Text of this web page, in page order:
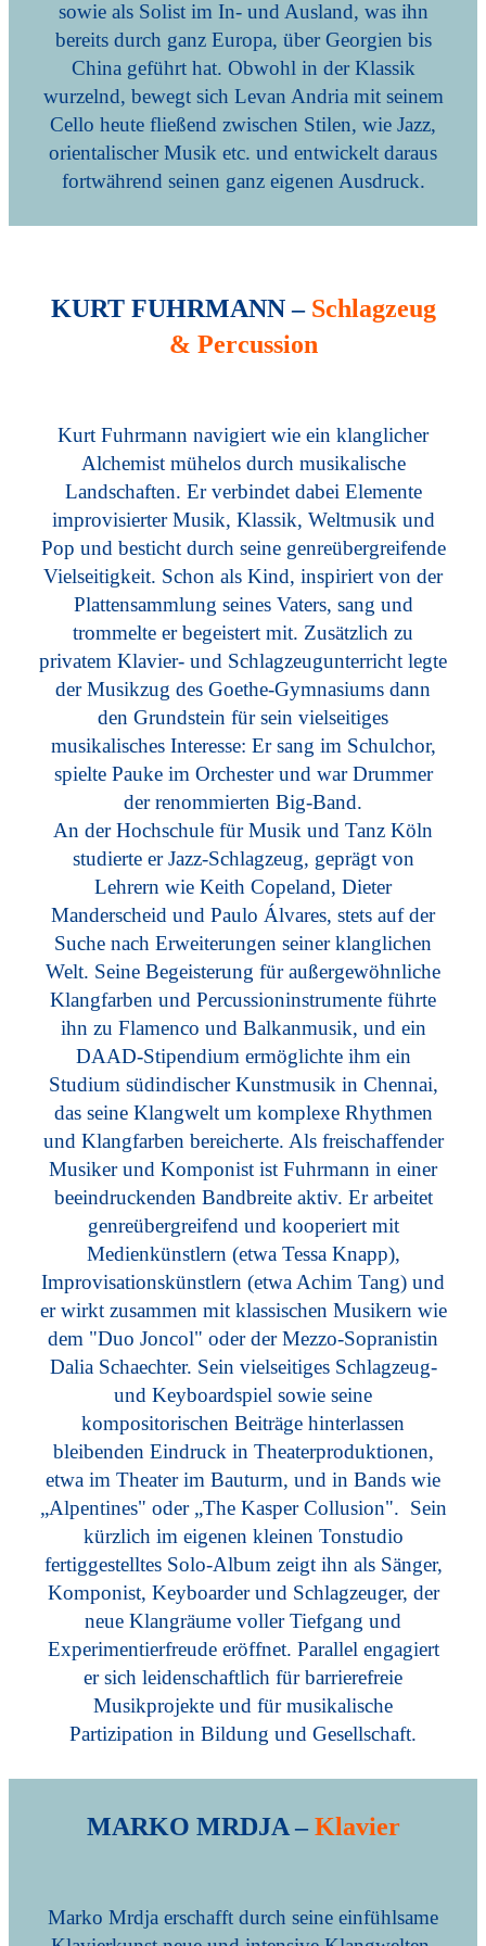
sowie als Solist im In- und Ausland, was ihn
bereits durch ganz Europa, über Georgien bis
China geführt hat. Obwohl in der Klassik
wurzelnd, bewegt sich Levan Andria mit seinem
Cello heute fließend zwischen Stilen, wie Jazz,
orientalischer Musik etc. und entwickelt daraus
fortwährend seinen ganz eigenen Ausdruck.
KURT FUHRMANN – Schlagzeug
& Percussion
Kurt Fuhrmann navigiert wie ein klanglicher
Alchemist mühelos durch musikalische
Landschaften. Er verbindet dabei Elemente
improvisierter Musik, Klassik, Weltmusik und
Pop und besticht durch seine genreübergreifende
Vielseitigkeit. Schon als Kind, inspiriert von der
Plattensammlung seines Vaters, sang und
trommelte er begeistert mit. Zusätzlich zu
privatem Klavier- und Schlagzeugunterricht legte
der Musikzug des Goethe-Gymnasiums dann
den Grundstein für sein vielseitiges
musikalisches Interesse: Er sang im Schulchor,
spielte Pauke im Orchester und war Drummer
der renommierten Big-Band.
An der Hochschule für Musik und Tanz Köln
studierte er Jazz-Schlagzeug, geprägt von
Lehrern wie Keith Copeland, Dieter
Manderscheid und Paulo Álvares, stets auf der
Suche nach Erweiterungen seiner klanglichen
Welt. Seine Begeisterung für außergewöhnliche
Klangfarben und Percussioninstrumente führte
ihn zu Flamenco und Balkanmusik, und ein
DAAD-Stipendium ermöglichte ihm ein
Studium südindischer Kunstmusik in Chennai,
das seine Klangwelt um komplexe Rhythmen
und Klangfarben bereicherte. Als freischaffender
Musiker und Komponist ist Fuhrmann in einer
beeindruckenden Bandbreite aktiv. Er arbeitet
genreübergreifend und kooperiert mit
Medienkünstlern (etwa Tessa Knapp),
Improvisationskünstlern (etwa Achim Tang) und
er wirkt zusammen mit klassischen Musikern wie
dem "Duo Joncol" oder der Mezzo-Sopranistin
Dalia Schaechter. Sein vielseitiges Schlagzeug-
und Keyboardspiel sowie seine
kompositorischen Beiträge hinterlassen
bleibenden Eindruck in Theaterproduktionen,
etwa im Theater im Bauturm, und in Bands wie
„Alpentines" oder „The Kasper Collusion". Sein
kürzlich im eigenen kleinen Tonstudio
fertiggestelltes Solo-Album zeigt ihn als Sänger,
Komponist, Keyboarder und Schlagzeuger, der
neue Klangräume voller Tiefgang und
Experimentierfreude eröffnet. Parallel engagiert
er sich leidenschaftlich für barrierefreie
Musikprojekte und für musikalische
Partizipation in Bildung und Gesellschaft.
MARKO MRDJA – Klavier
Marko Mrdja erschafft durch seine einfühlsame